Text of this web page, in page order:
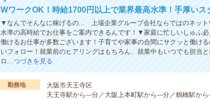
WワークOK！時給1700円以上で業界最高水準！手厚いス
▼なんでそんなに稼げるの... 上場企業グループ会社ならではのネット
水準の高時給でお仕事をご案内できるんです！▼家庭に忙しいしゅふ
働けるお仕事が多数ございます！子育てや家事の合間にサクッと働け
いフォロー！就業前のヒアリングはもちろん、就業中もいつでも担当
ロ…つづきを見る
勤務地
大阪市天王寺区
天王寺駅から---分／大阪上本町駅から---分／鶴橋駅か